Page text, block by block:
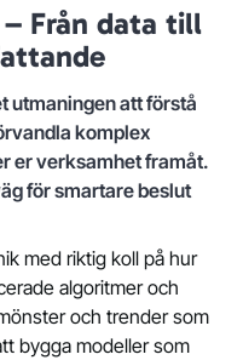
Från data till
utmaningen att förstå
komplex
er verksamhet framåt.
för smartare beslut
med riktig koll på hur
algoritmer och
och trender som
bygga modeller som